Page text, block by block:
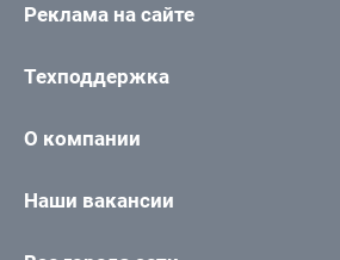
Реклама на сайте
Техподдержка
О компании
Наши вакансии